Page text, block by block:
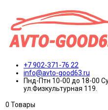
+7 902-371-76 22
info@avto-good63.ru
Пнд-Птн 10-00 до 18-00
ул.Физкультурная 119.
0 Товары